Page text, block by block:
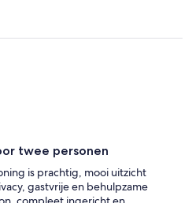
twee personen
is prachtig, mooi uitzicht
gastvrije en behulpzame